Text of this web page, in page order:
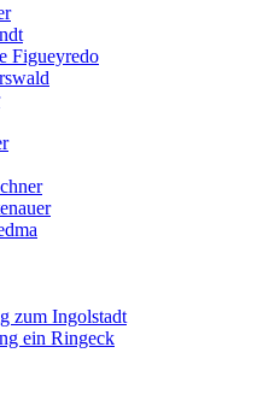
Figueyredo
zum Ingolstadt
ein Ringeck